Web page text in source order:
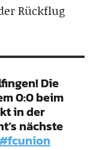
Rückflug
Die
0:0 beim
in der
nächste